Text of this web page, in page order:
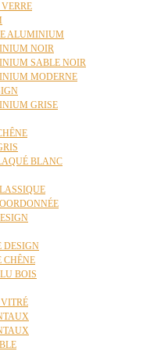
VERRE
ALUMINIUM
NOIR
SABLE NOIR
MODERNE
GRISE
BLANC
DESIGN
CHÊNE
BOIS